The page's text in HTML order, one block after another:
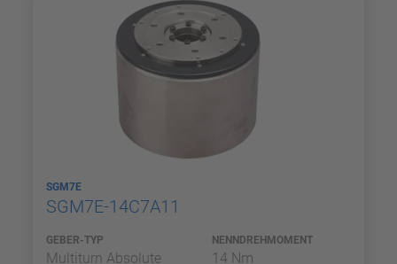
SGM7E
SGM7E-14C7A11
GEBER-TYP
Multiturn Absolute
NENNDREHMOMENT
14 Nm